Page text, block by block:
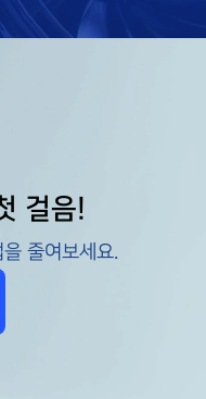
걸음!
줄여보세요.